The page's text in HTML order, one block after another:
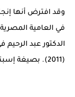
وقد افترض أنها
في العامية
الدكتور عبد
(2011). بصيغة إسبتار (في فلسطين).